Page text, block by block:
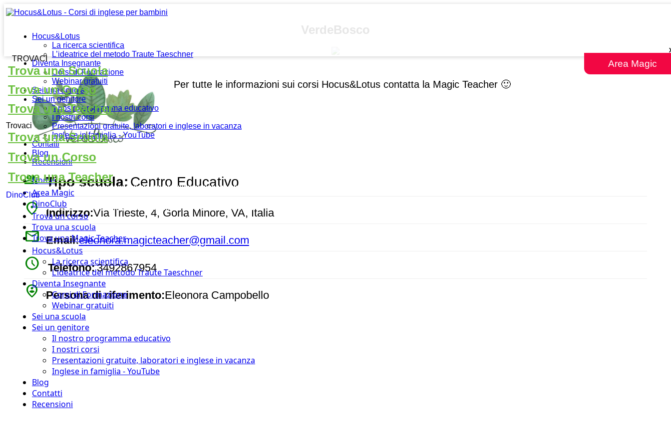
Hocus&Lotus
La ricerca scientifica
L’ideatrice del metodo Traute Taeschner
Diventa Insegnante
Corsi di Formazione
Webinar gratuiti
Sei una scuola
Sei un genitore
Il nostro programma educativo
I nostri corsi
Presentazioni gratuite, laboratori e inglese in vacanza
Inglese in famiglia - YouTube
Contatti
Blog
Recensioni
Home
Area Magic
DinoClub
Trova un corso
Trova una scuola
Trova una Magic Teacher
Hocus&Lotus
La ricerca scientifica
L’ideatrice del metodo Traute Taeschner
Diventa Insegnante
Corsi di Formazione
Webinar gratuiti
Sei una scuola
Sei un genitore
Il nostro programma educativo
I nostri corsi
Presentazioni gratuite, laboratori e inglese in vacanza
Inglese in famiglia - YouTube
Blog
Contatti
Recensioni
Area Magic
TROVACI
Trova una Scuola
Trova un Corso
Trova una Teacher
Trovaci
Trova una Scuola
Trova un Corso
Trova una Teacher
DinoClub
VerdeBosco
Per tutte le informazioni sui corsi Hocus&Lotus contatta la Magic Teacher 🙂
people_outline Tipo scuola: Centro Educativo
place Indirizzo:Via Trieste, 4, Gorla Minore, VA, Italia
mail Email:eleonora.magicteacher@gmail.com
watch_later Telefono:3492867954
person_pin_circle Persona di riferimento:Eleonora Campobello